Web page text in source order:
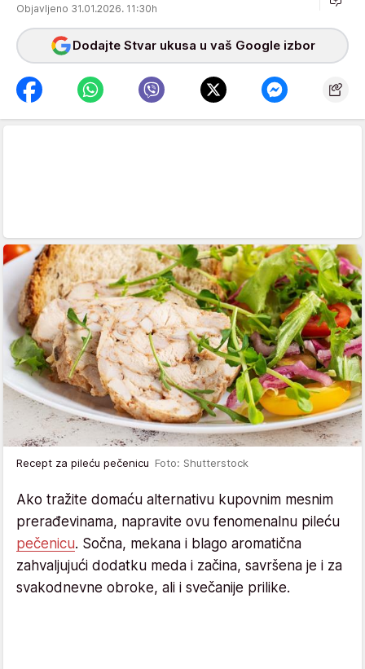
Objavljeno 31.01.2026. 11:30h
Dodajte Stvar ukusa u vaš Google izbor
Recept za pileću pečenicu Foto: Shutterstock
Ako tražite domaću alternativu kupovnim mesnim
prerađevinama, napravite ovu fenomenalnu pileću
pečenicu. Sočna, mekana i blago aromatična
zahvaljujući dodatku meda i začina, savršena je i za
svakodnevne obroke, ali i svečanije prilike.